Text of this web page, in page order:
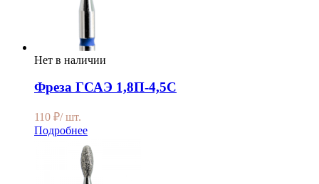
Нет в наличии
Фреза ГСАЭ 1,8П-4,5С
110 ₽/ шт.
Подробнее